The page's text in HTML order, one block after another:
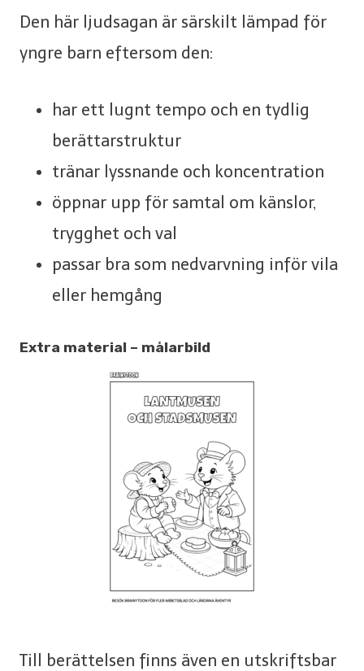
Den här ljudsagan är särskilt lämpad för
yngre barn eftersom den:
har ett lugnt tempo och en tydlig
berättarstruktur
tränar lyssnande och koncentration
öppnar upp för samtal om känslor,
trygghet och val
passar bra som nedvarvning inför vila
eller hemgång
Extra material – målarbild
Till berättelsen finns även en utskriftsbar